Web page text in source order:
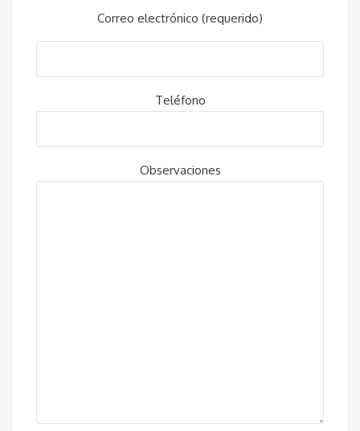
Correo electrónico (requerido)
Teléfono
Observaciones